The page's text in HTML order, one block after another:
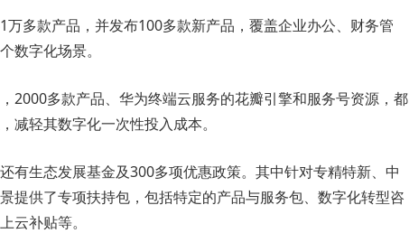
多款产品，并发布100多款新产品，覆盖企业办公、财务管
数字化场景。
2000多款产品、华为终端云服务的花瓣引擎和服务号资源，都
减轻其数字化一次性投入成本。
有生态发展基金及300多项优惠政策。其中针对专精特新、中
提供了专项扶持包，包括特定的产品与服务包、数字化转型咨
云补贴等。